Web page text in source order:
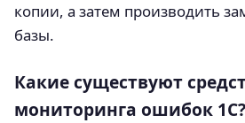
копии, а затем производить
базы.
Какие существуют
мониторинга ошибок 1С?